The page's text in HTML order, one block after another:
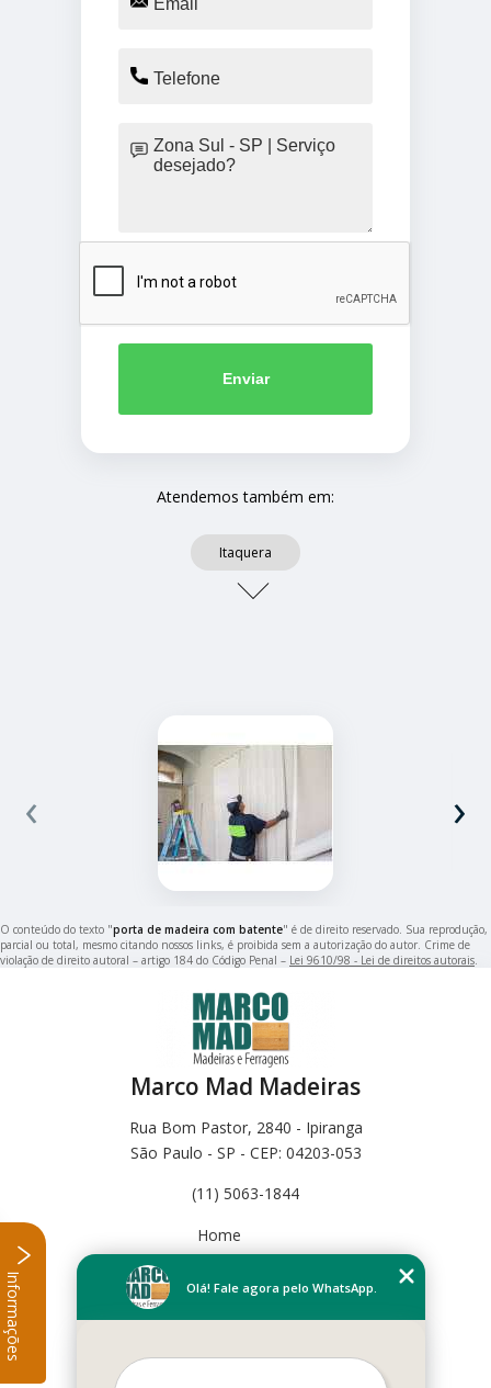
Enviar
Atendemos também em:
Itaquera
‹ ›
O conteúdo do texto "porta de madeira com batente" é de direito reservado. Sua reprodução,
parcial ou total, mesmo citando nossos links, é proibida sem a autorização do autor. Crime de
violação de direito autoral – artigo 184 do Código Penal – Lei 9610/98 - Lei de direitos autorais
Marco Mad Madeiras
Rua Bom Pastor, 2840 - Ipiranga
São Paulo - SP - CEP: 04203-053
(11) 5063-1844
Home
Empresa
Missão
Mapa do site
Olá! Fale agora pelo WhatsApp.
Informações